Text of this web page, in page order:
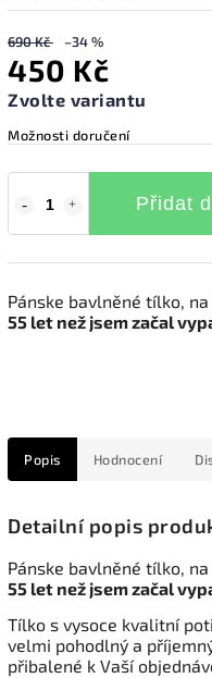
690 Kč –34 %
450 Kč
Zvolte variantu
Možnosti doručení
Přidat
Pánske bavlněné tílko,
55 let než jsem začal
Popis Hodnocení
Detailní popis
Pánske bavlněné tílko,
55 let než jsem začal
Tílko s vysoce kvalitní
velmi pohodlný a
přibalené k Vaší